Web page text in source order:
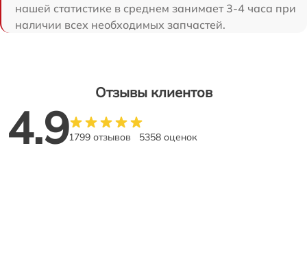
нашей статистике в среднем занимает 3-4 часа при
наличии всех необходимых запчастей.
Отзывы клиентов
4.91799 отзывов 5358 оценок